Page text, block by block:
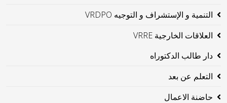
التنمية و الإستشراف و التوجيه VRDPO
العلاقات الخارجية VRRE
دار طالب الدكتوراه
التعلم عن بعد
حاضنة الاعمال